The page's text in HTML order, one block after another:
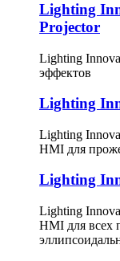
Lighting
Projector
Lighting
эффектов
Lighting
Lighting
HMI для
Lighting
Lighting
HMI для всех